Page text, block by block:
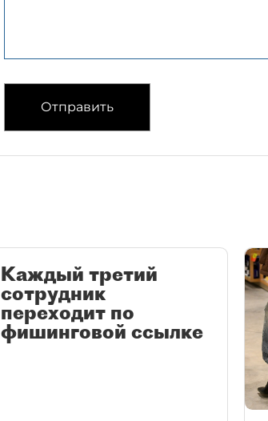
Отправить
Каждый третий
сотрудник
переходит по
фишинговой ссылке